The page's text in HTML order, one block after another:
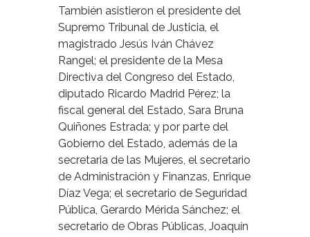
También asistieron el presidente del
Supremo Tribunal de Justicia, el
magistrado Jesús Iván Chávez
Rangel; el presidente de la Mesa
Directiva del Congreso del Estado,
diputado Ricardo Madrid Pérez; la
fiscal general del Estado, Sara Bruna
Quiñones Estrada; y por parte del
Gobierno del Estado, además de la
secretaria de las Mujeres, el secretario
de Administración y Finanzas, Enrique
Díaz Vega; el secretario de Seguridad
Pública, Gerardo Mérida Sánchez; el
secretario de Obras Públicas, Joaquín